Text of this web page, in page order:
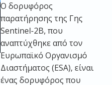
Ο δορυφόρος
παρατήρησης της Γης
Sentinel-2B, που
αναπτύχθηκε από τον
Ευρωπαϊκό Οργανισμό
Διαστήματος (ESA), είναι
ένας δορυφόρος που